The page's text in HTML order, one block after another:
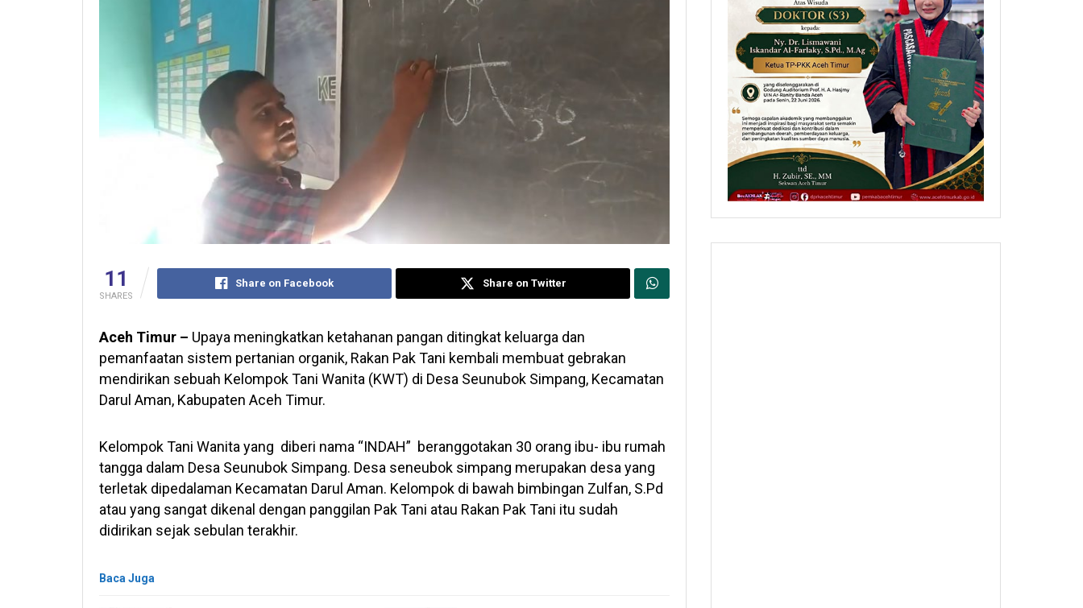
11
SHARES
Share on Facebook Share on Twitter
Aceh Timur – Upaya meningkatkan ketahanan pangan ditingkat keluarga dan
pemanfaatan sistem pertanian organik, Rakan Pak Tani kembali membuat gebrakan
mendirikan sebuah Kelompok Tani Wanita (KWT) di Desa Seunubok Simpang, Kecamatan
Darul Aman, Kabupaten Aceh Timur.
Kelompok Tani Wanita yang diberi nama “INDAH” beranggotakan 30 orang ibu- ibu rumah
tangga dalam Desa Seunubok Simpang. Desa seneubok simpang merupakan desa yang
terletak dipedalaman Kecamatan Darul Aman. Kelompok di bawah bimbingan Zulfan, S.Pd
atau yang sangat dikenal dengan panggilan Pak Tani atau Rakan Pak Tani itu sudah
didirikan sejak sebulan terakhir.
Baca Juga